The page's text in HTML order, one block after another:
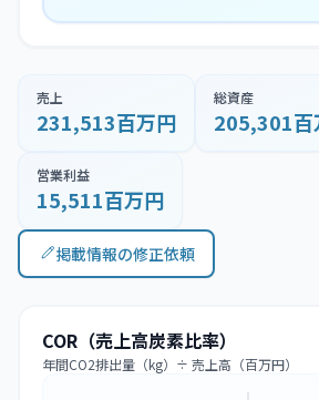
売上
231,513百万円
総資産
205,301百
営業利益
15,511百万円
掲載情報の修正依頼
COR（売上高炭素比率）
年間CO2排出量（kg）÷ 売上高（百万円）